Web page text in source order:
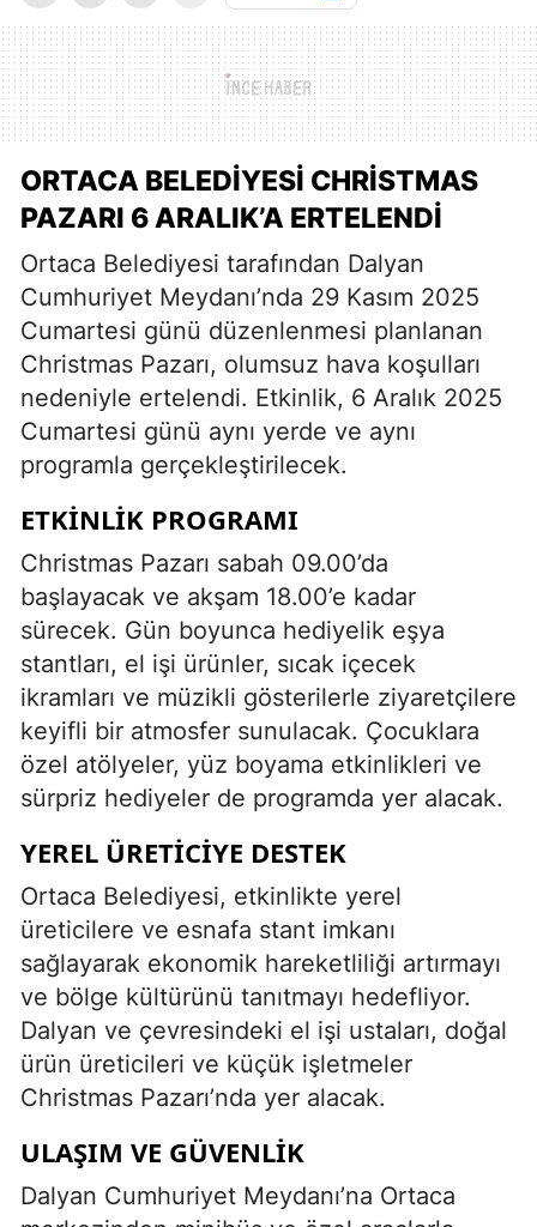
ORTACA BELEDIYESI CHRISTMAS
PAZARI 6 ARALIK’A ERTELENDI
Ortaca Belediyesi tarafından Dalyan
Cumhuriyet Meydanı’nda 29 Kasım 2025
Cumartesi günü düzenlenmesi planlanan
Christmas Pazarı, olumsuz hava koşulları
nedeniyle ertelendi. Etkinlik, 6 Aralık 2025
Cumartesi günü aynı yerde ve aynı
programla gerçekleştirilecek.
ETKINLIK PROGRAMI
Christmas Pazarı sabah 09.00’da
başlayacak ve akşam 18.00’e kadar
sürecek. Gün boyunca hediyelik eşya
stantları, el işi ürünler, sıcak içecek
ikramları ve müzikli gösterilerle ziyaretçilere
keyifli bir atmosfer sunulacak. Çocuklara
özel atölyeler, yüz boyama etkinlikleri ve
sürpriz hediyeler de programda yer alacak.
YEREL ÜRETICIYE DESTEK
Ortaca Belediyesi, etkinlikte yerel
üreticilere ve esnafa stant imkanı
sağlayarak ekonomik hareketliliği artırmayı
ve bölge kültürünü tanıtmayı hedefliyor.
Dalyan ve çevresindeki el işi ustaları, doğal
ürün üreticileri ve küçük işletmeler
Christmas Pazarı’nda yer alacak.
ULAŞIM VE GÜVENLIK
Dalyan Cumhuriyet Meydanı’na Ortaca